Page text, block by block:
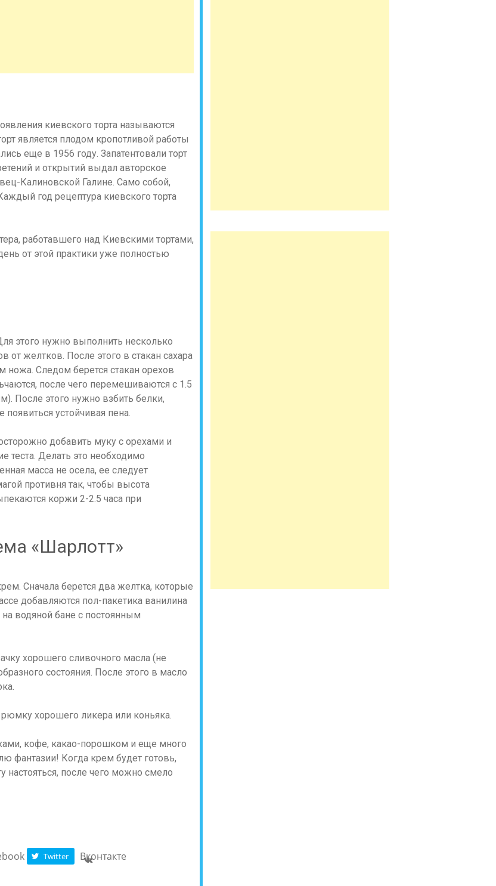
киевского торта называются
является плодом кропотливой работы
еще в 1956 году. Запатентовали торт
и открытий выдал авторское
Калиновской Галине. Само собой,
год рецептура киевского торта
работавшего над Киевскими тортами,
от этой практики уже полностью
этого нужно выполнить несколько
от желтков. После этого в стакан сахара
ножа. Следом берется стакан орехов
после чего перемешиваются с 1.5
После этого нужно взбить белки,
появиться устойчивая пена.
добавить муку с орехами и
теста. Делать это необходимо
масса не осела, ее следует
противня так, чтобы высота
коржи 2-2.5 часа при
«Шарлотт»
Сначала берется два желтка, которые
добавляются пол-пакетика ванилина
на водяной бане с постоянным
хорошего сливочного масла (не
состояния. После этого в масло
хорошего ликера или коньяка.
кофе, какао-порошком и еще много
фантазии! Когда крем будет готовь,
настояться, после чего можно смело
Twitter Вконтакте